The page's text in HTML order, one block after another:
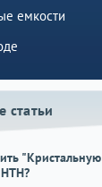
емкости
статьи
"Кристальную